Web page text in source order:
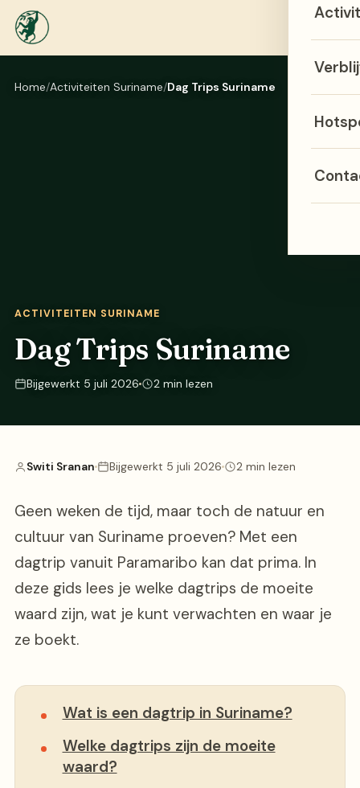
Menu
Home Activiteiten Suriname Dag Trips Suriname
ACTIVITEITEN SURINAME
Dag Trips Suriname
Bijgewerkt 5 juli 2026 2 min lezen
Switi Sranan Bijgewerkt 5 juli 2026 2 min lezen
Geen weken de tijd, maar toch de natuur en
cultuur van Suriname proeven? Met een
dagtrip vanuit Paramaribo kan dat prima. In
deze gids lees je welke dagtrips de moeite
waard zijn, wat je kunt verwachten en waar je
ze boekt.
Wat is een dagtrip in Suriname?
Welke dagtrips zijn de moeite
waard?